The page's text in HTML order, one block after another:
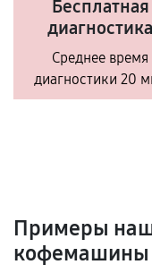
Бесплатная
диагностика
Среднее время
диагностики 20
Примеры
кофемашины